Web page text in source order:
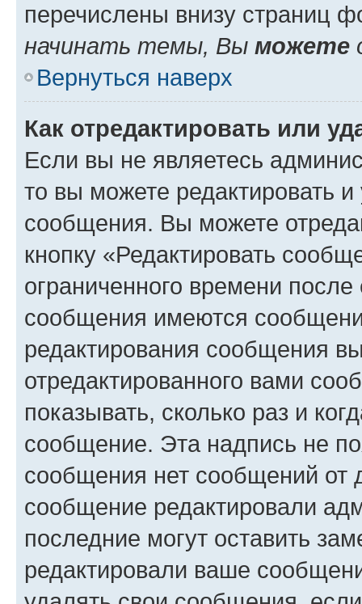
перечислены внизу страниц
начинать темы, Вы можете
Вернуться наверх
Как отредактировать или
Если вы не являетесь
то вы можете редактировать
сообщения. Вы можете
кнопку «Редактировать
ограниченного времени
сообщения имеются
редактирования сообщения
отредактированного вами
показывать, сколько раз и
сообщение. Эта надпись не
сообщения нет сообщений от
сообщение редактировали
последние могут оставить
редактировали ваше